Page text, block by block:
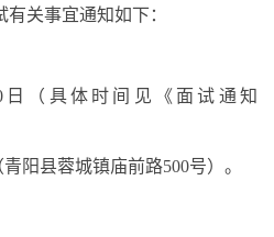
关事宜通知如下：
日（具体时间见《面试通知
阳县蓉城镇庙前路500号）。